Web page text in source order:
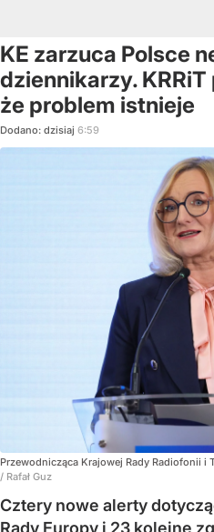
KE zarzuca Polsce
dziennikarzy.
że problem istnieje
Dodano: dzisiaj 6:59
Przewodnicząca Krajowej Rady Radiofonii i
/ Rafał Guz
Cztery nowe alerty